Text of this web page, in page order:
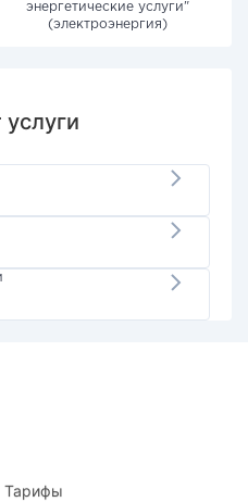
энергетические услуги"
(электроэнергия)
Тарифы